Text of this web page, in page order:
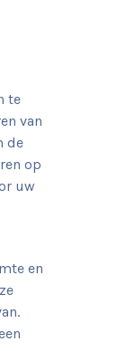
te
van
de
op
uw
en